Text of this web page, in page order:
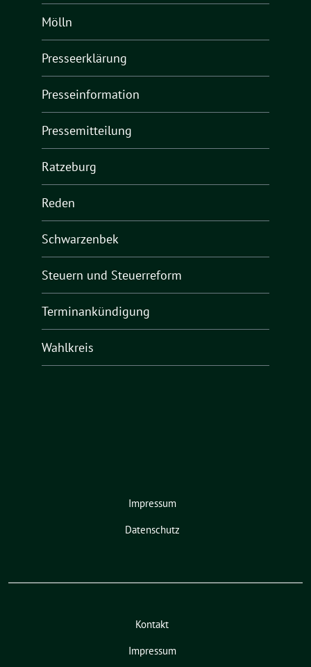
Mölln
Presseerklärung
Presseinformation
Pressemitteilung
Ratzeburg
Reden
Schwarzenbek
Steuern und Steuerreform
Terminankündigung
Wahlkreis
Impressum
Datenschutz
Kontakt
Impressum